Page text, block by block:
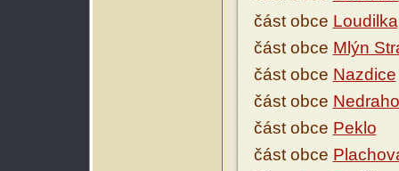
část obce Loudilka
část obce Mlýn
část obce Nazdice
část obce
část obce Peklo
část obce